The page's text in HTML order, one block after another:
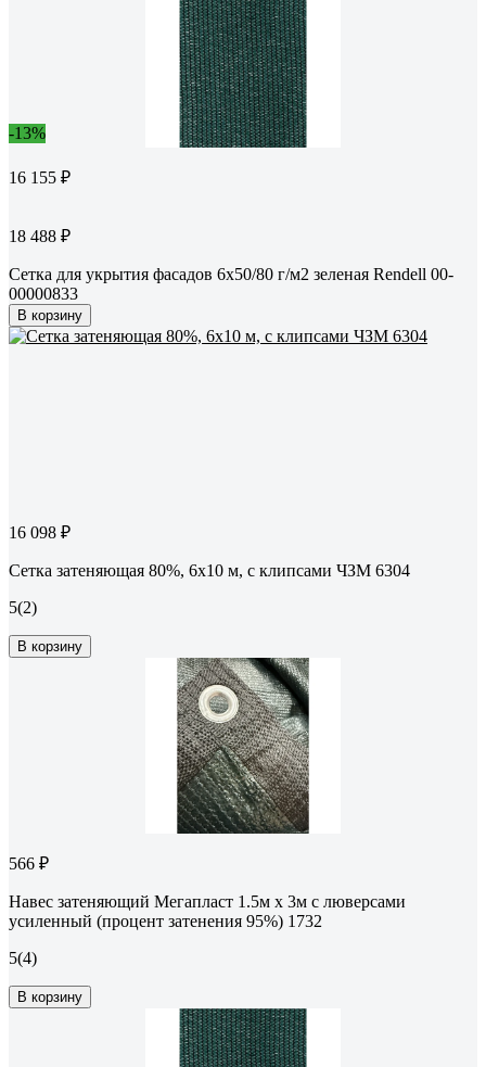
-13%
16 155 ₽
18 488 ₽
Сетка для укрытия фасадов 6х50/80 г/м2 зеленая Rendell 00-
00000833
В корзину
16 098 ₽
Сетка затеняющая 80%, 6x10 м, с клипсами ЧЗМ 6304
5(2)
В корзину
566 ₽
Навес затеняющий Мегапласт 1.5м х 3м с люверсами
усиленный (процент затенения 95%) 1732
5(4)
В корзину